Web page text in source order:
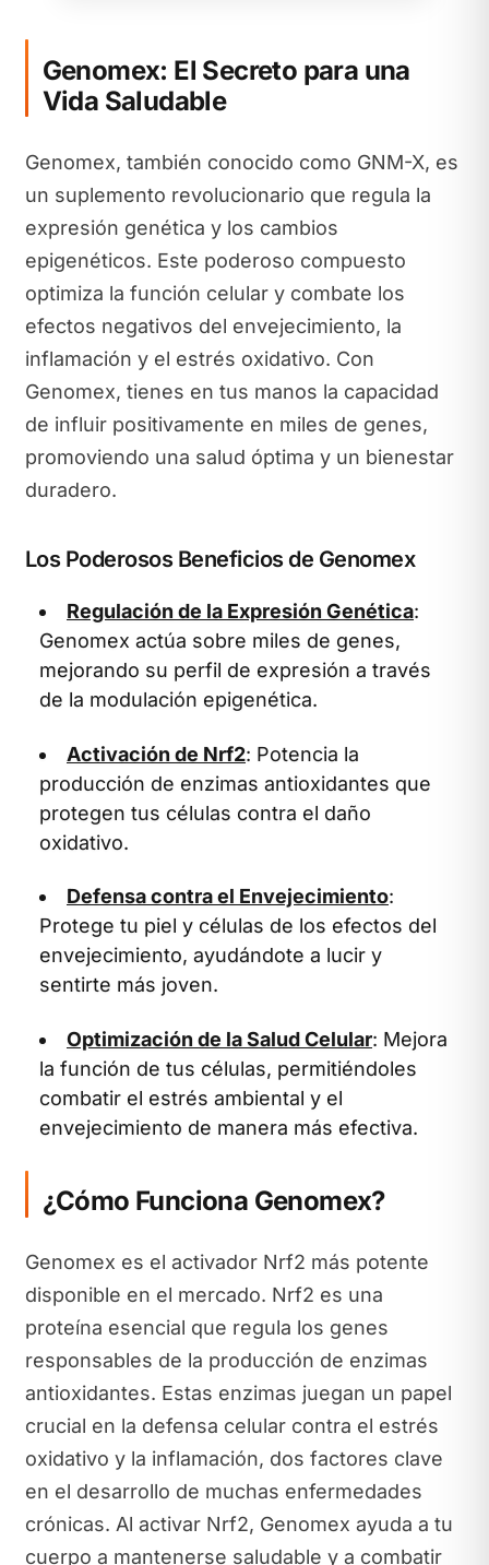
Genomex: El Secreto para una
Vida Saludable
Genomex, también conocido como GNM-X, es
un suplemento revolucionario que regula la
expresión genética y los cambios
epigenéticos. Este poderoso compuesto
optimiza la función celular y combate los
efectos negativos del envejecimiento, la
inflamación y el estrés oxidativo. Con
Genomex, tienes en tus manos la capacidad
de influir positivamente en miles de genes,
promoviendo una salud óptima y un bienestar
duradero.
Los Poderosos Beneficios de Genomex
Regulación de la Expresión Genética:
Genomex actúa sobre miles de genes,
mejorando su perfil de expresión a través
de la modulación epigenética.
Activación de Nrf2: Potencia la
producción de enzimas antioxidantes que
protegen tus células contra el daño
oxidativo.
Defensa contra el Envejecimiento:
Protege tu piel y células de los efectos del
envejecimiento, ayudándote a lucir y
sentirte más joven.
Optimización de la Salud Celular: Mejora
la función de tus células, permitiéndoles
combatir el estrés ambiental y el
envejecimiento de manera más efectiva.
¿Cómo Funciona Genomex?
Genomex es el activador Nrf2 más potente
disponible en el mercado. Nrf2 es una
proteína esencial que regula los genes
responsables de la producción de enzimas
antioxidantes. Estas enzimas juegan un papel
crucial en la defensa celular contra el estrés
oxidativo y la inflamación, dos factores clave
en el desarrollo de muchas enfermedades
crónicas. Al activar Nrf2, Genomex ayuda a tu
cuerpo a mantenerse saludable y a combatir